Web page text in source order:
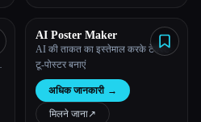
AI Poster Maker
AI की ताकत का इस्तेमाल करके टेक्स्ट-
टू-पोस्टर बनाएं
अधिक जानकारी →
मिलने जाना↗︎